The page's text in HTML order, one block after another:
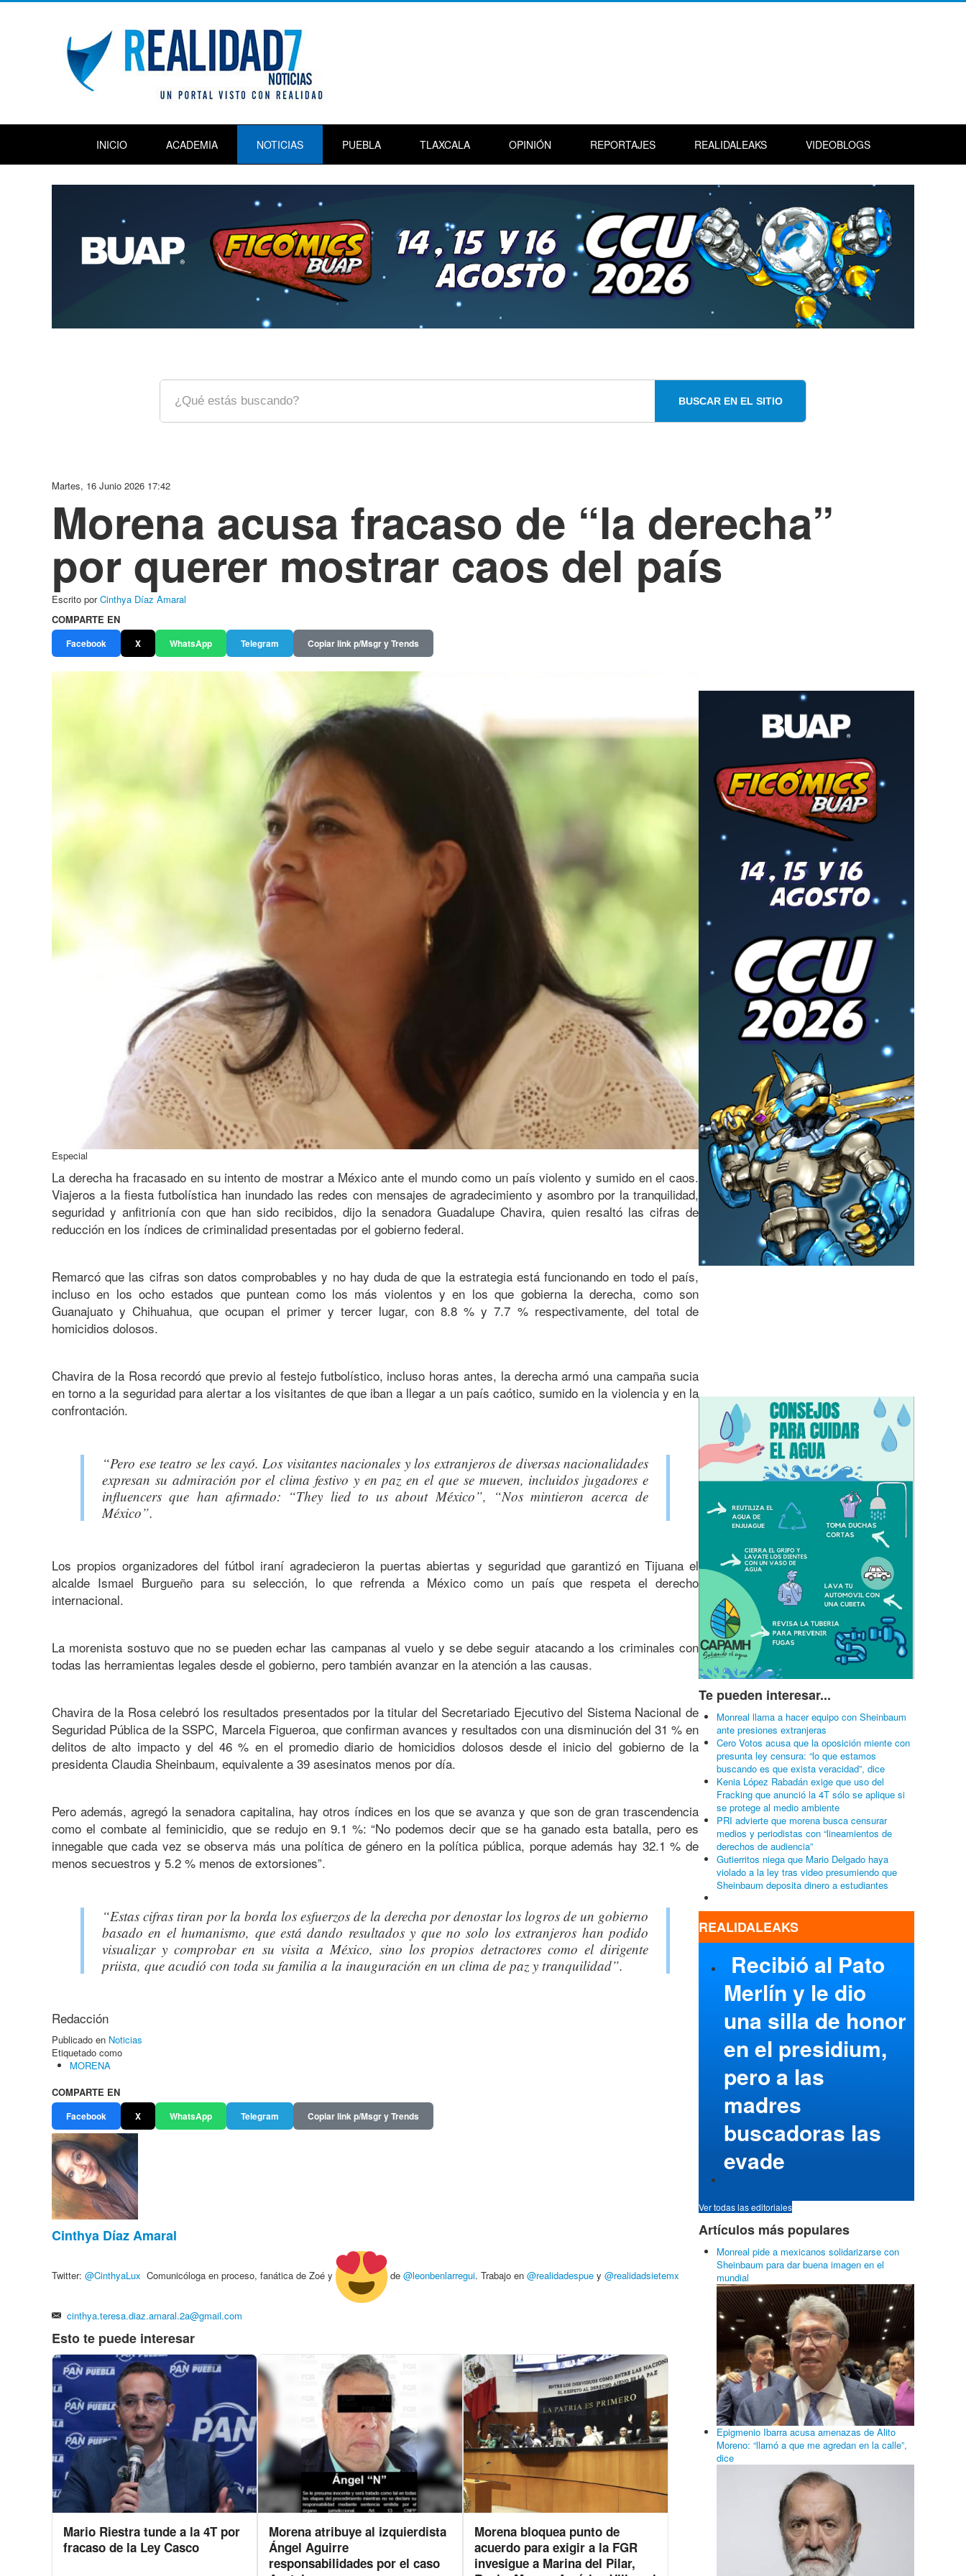
INICIO ACADEMIA NOTICIAS PUEBLA TLAXCALA OPINIÓN REPORTAJES REALIDALEAKS VIDEOBLOGS
BUSCAR EN EL SITIO
Martes, 16 Junio 2026 17:42
Morena acusa fracaso de “la derecha”
por querer mostrar caos del país
Escrito porCinthya Díaz Amaral
COMPARTE EN
Facebook X WhatsApp Telegram Copiar link p/Msgr y Trends
Especial
La derecha ha fracasado en su intento de mostrar a México ante el mundo como un país violento y sumido en el caos.
Viajeros a la fiesta futbolística han inundado las redes con mensajes de agradecimiento y asombro por la tranquilidad,
seguridad y anfitrionía con que han sido recibidos, dijo la senadora Guadalupe Chavira, quien resaltó las cifras de
reducción en los índices de criminalidad presentadas por el gobierno federal.
Remarcó que las cifras son datos comprobables y no hay duda de que la estrategia está funcionando en todo el país,
incluso en los ocho estados que puntean como los más violentos y en los que gobierna la derecha, como son
Guanajuato y Chihuahua, que ocupan el primer y tercer lugar, con 8.8 % y 7.7 % respectivamente, del total de
homicidios dolosos.
Chavira de la Rosa recordó que previo al festejo futbolístico, incluso horas antes, la derecha armó una campaña sucia
en torno a la seguridad para alertar a los visitantes de que iban a llegar a un país caótico, sumido en la violencia y en la
confrontación.
“Pero ese teatro se les cayó. Los visitantes nacionales y los extranjeros de diversas nacionalidades
expresan su admiración por el clima festivo y en paz en el que se mueven, incluidos jugadores e
influencers que han afirmado: “They lied to us about México”, “Nos mintieron acerca de
México”.
Los propios organizadores del fútbol iraní agradecieron la puertas abiertas y seguridad que garantizó en Tijuana el
alcalde Ismael Burgueño para su selección, lo que refrenda a México como un país que respeta el derecho
internacional.
La morenista sostuvo que no se pueden echar las campanas al vuelo y se debe seguir atacando a los criminales con
todas las herramientas legales desde el gobierno, pero también avanzar en la atención a las causas.
Chavira de la Rosa celebró los resultados presentados por la titular del Secretariado Ejecutivo del Sistema Nacional de
Seguridad Pública de la SSPC, Marcela Figueroa, que confirman avances y resultados con una disminución del 31 % en
delitos de alto impacto y del 46 % en el promedio diario de homicidios dolosos desde el inicio del gobierno de la
presidenta Claudia Sheinbaum, equivalente a 39 asesinatos menos por día.
Pero además, agregó la senadora capitalina, hay otros índices en los que se avanza y que son de gran trascendencia
como el combate al feminicidio, que se redujo en 9.1 %: “No podemos decir que se ha ganado esta batalla, pero es
innegable que cada vez se observa más una política de género en la política pública, porque además hay 32.1 % de
menos secuestros y 5.2 % menos de extorsiones”.
“Estas cifras tiran por la borda los esfuerzos de la derecha por denostar los logros de un gobierno
basado en el humanismo, que está dando resultados y que no solo los extranjeros han podido
visualizar y comprobar en su visita a México, sino los propios detractores como el dirigente
priista, que acudió con toda su familia a la inauguración en un clima de paz y tranquilidad”.
Redacción
Publicado en Noticias
Etiquetado como
MORENA
COMPARTE EN
Facebook X WhatsApp Telegram Copiar link p/Msgr y Trends
Cinthya Díaz Amaral
Twitter: @CinthyaLux Comunicóloga en proceso, fanática de Zoé y de @leonbenlarregui. Trabajo en @realidadespue y @realidadsietemx
cinthya.teresa.diaz.amaral.2a@gmail.com
Esto te puede interesar
Mario Riestra tunde a la 4T por
fracaso de la Ley Casco
Morena atribuye al izquierdista
Ángel Aguirre
responsabilidades por el caso
Morena bloquea punto de
acuerdo para exigir a la FGR
invesigue a Marina del Pilar,
Te pueden interesar...
Monreal llama a hacer equipo con Sheinbaum
ante presiones extranjeras
Cero Votos acusa que la oposición miente con
presunta ley censura: “lo que estamos
buscando es que exista veracidad”, dice
Kenia López Rabadán exige que uso del
Fracking que anunció la 4T sólo se aplique si
se protege al medio ambiente
PRI advierte que morena busca censurar
medios y periodistas con “lineamientos de
derechos de audiencia”
Gutierritos niega que Mario Delgado haya
violado a la ley tras video presumiendo que
Sheinbaum deposita dinero a estudiantes
REALIDALEAKS
Recibió al Pato
Merlín y le dio
una silla de honor
en el presidium,
pero a las
madres
buscadoras las
evade
Ver todas las editoriales
Artículos más populares
Monreal pide a mexicanos solidarizarse con
Sheinbaum para dar buena imagen en el
mundial
Epigmenio Ibarra acusa amenazas de Alito
Moreno: “llamó a que me agredan en la calle”,
dice